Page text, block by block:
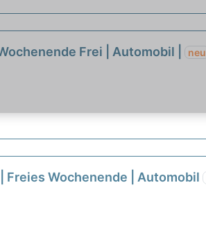
Frei | Automobil | neu
Freies Wochenende | Automobil